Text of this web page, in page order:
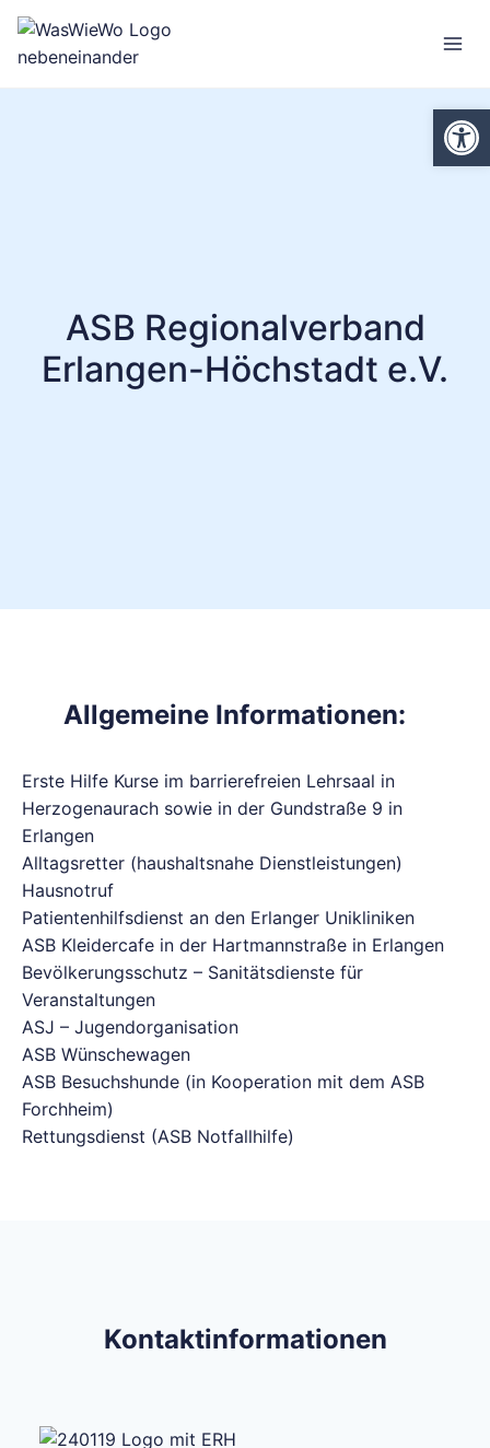
Zum
Inhalt
springen
ASB Regionalverband
Erlangen-Höchstadt e.V.
Allgemeine Informationen:
Erste Hilfe Kurse im barrierefreien Lehrsaal in
Herzogenaurach sowie in der Gundstraße 9 in
Erlangen
Alltagsretter (haushaltsnahe Dienstleistungen)
Hausnotruf
Patientenhilfsdienst an den Erlanger Unikliniken
ASB Kleidercafe in der Hartmannstraße in Erlangen
Bevölkerungsschutz – Sanitätsdienste für
Veranstaltungen
ASJ – Jugendorganisation
ASB Wünschewagen
ASB Besuchshunde (in Kooperation mit dem ASB
Forchheim)
Rettungsdienst (ASB Notfallhilfe)
Kontaktinformationen